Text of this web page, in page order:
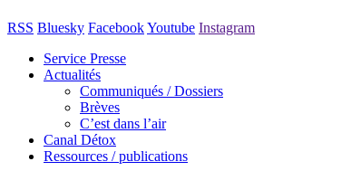
RSS Bluesky FacebookYoutube Instagram
Service Presse
Actualités
Communiqués / Dossiers
Brèves
C’est dans l’air
Canal Détox
Ressources / publications